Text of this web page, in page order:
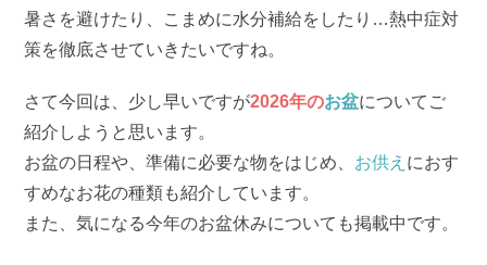
暑さを避けたり、こまめに水分補給をしたり…熱中症対
策を徹底させていきたいですね。
さて今回は、少し早いですが2026年のお盆についてご
紹介しようと思います。
お盆の日程や、準備に必要な物をはじめ、 お供え におす
すめなお花の種類も紹介しています。
また、気になる今年のお盆休みについても掲載中です。